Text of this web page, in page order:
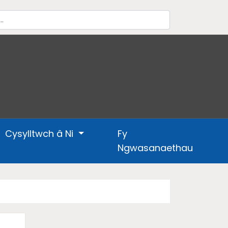
Cysylltwch â Ni
Fy
Ngwasanaethau